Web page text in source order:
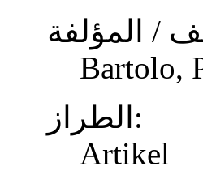
Bartolo,
الطراز:
Artikel